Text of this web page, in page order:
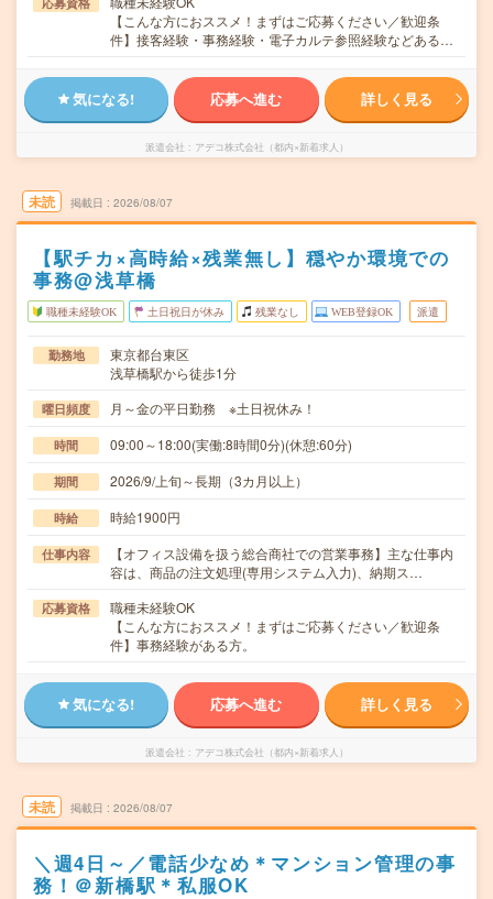
【こんな方におススメ！まずはご応募ください／歓迎条
件】接客経験・事務経験・電子カルテ参照経験などある…
気になる! 応募へ進む 詳しく見る
派遣会社 アデコ株式会社（都内×新着求人）
未読 掲載日 2026/08/07
【駅チカ×高時給×残業無し】穏やか環境での
事務@浅草橋
職種未経験OK 土日祝日が休み 残業なし WEB登録OK 派遣
勤務地
東京都台東区
浅草橋駅から徒歩1分
曜日頻度 月～金の平日勤務 ※土日祝休み！
時間 09:00～18:00(実働:8時間0分)(休憩:60分)
期間 2026/9/上旬～長期（3カ月以上）
時給 時給1900円
仕事内容
【オフィス設備を扱う総合商社での営業事務】主な仕事内
容は、商品の注文処理(専用システム入力)、納期ス…
応募資格
職種未経験OK
【こんな方におススメ！まずはご応募ください／歓迎条
件】事務経験がある方。
気になる! 応募へ進む 詳しく見る
派遣会社 アデコ株式会社（都内×新着求人）
未読 掲載日 2026/08/07
＼週4日～／電話少なめ＊マンション管理の事
務！＠新橋駅＊私服OK